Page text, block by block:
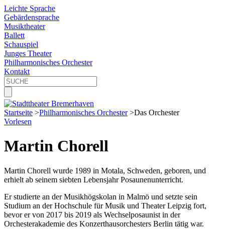
Leichte Sprache
Gebärdensprache
Musiktheater
Ballett
Schauspiel
Junges Theater
Philharmonisches Orchester
Kontakt
Startseite >Philharmonisches Orchester >Das Orchester
Vorlesen
Martin Chorell
Martin Chorell wurde 1989 in Motala, Schweden, geboren, und
erhielt ab seinem siebten Lebensjahr Posaunenunterricht.
Er studierte an der Musikhögskolan in Malmö und setzte sein
Studium an der Hochschule für Musik und Theater Leipzig fort,
bevor er von 2017 bis 2019 als Wechselposaunist in der
Orchesterakademie des Konzerthausorchesters Berlin tätig war.